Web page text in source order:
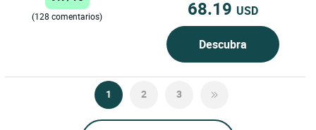
(128 comentarios) 68.19 USD
Descubra
1 2 3